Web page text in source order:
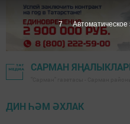
САРМАН
ДИН ҺӘМ ӘХЛАК
6